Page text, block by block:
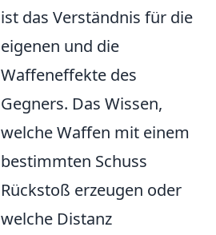
ist das Verständnis für die
eigenen und die
Waffeneffekte des
Gegners. Das Wissen,
welche Waffen mit einem
bestimmten Schuss
Rückstoß erzeugen oder
welche Distanz